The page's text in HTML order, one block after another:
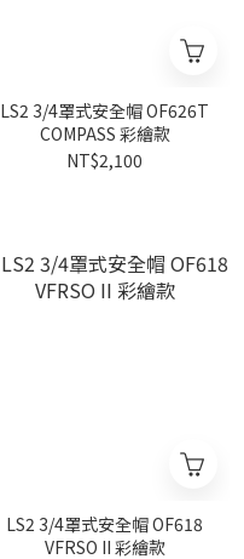
LS2 3/4罩式安全帽 OF626T
COMPASS 彩繪款
NT$2,100
LS2 3/4罩式安全帽 OF618
VFRSO II 彩繪款